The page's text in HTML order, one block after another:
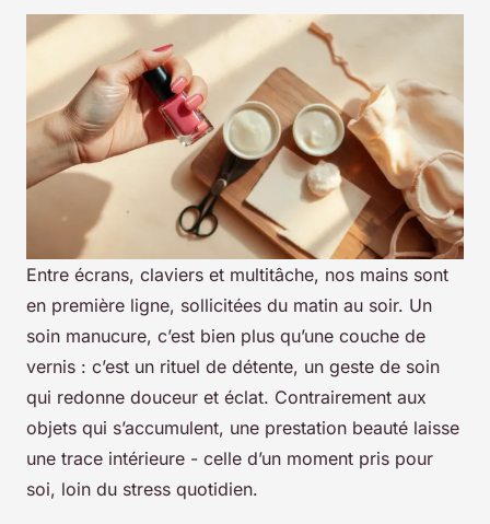
Entre écrans, claviers et multitâche, nos mains sont
en première ligne, sollicitées du matin au soir. Un
soin manucure, c’est bien plus qu’une couche de
vernis : c’est un rituel de détente, un geste de soin
qui redonne douceur et éclat. Contrairement aux
objets qui s’accumulent, une prestation beauté laisse
une trace intérieure - celle d’un moment pris pour
soi, loin du stress quotidien.